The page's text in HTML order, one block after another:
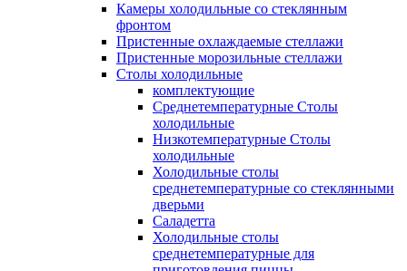
Камеры холодильные со стеклянным
фронтом
Пристенные охлаждаемые стеллажи
Пристенные морозильные стеллажи
Столы холодильные
комплектующие
Среднетемпературные Столы
холодильные
Низкотемпературные Столы
холодильные
Холодильные столы
среднетемпературные со стеклянными
дверьми
Саладетта
Холодильные столы
среднетемпературные для